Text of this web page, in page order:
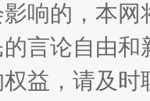
响的，本
言论自由
益，请及